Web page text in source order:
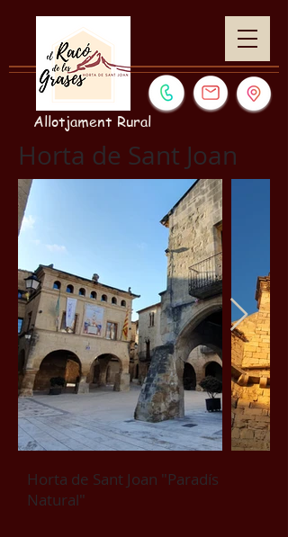
Allotjament Rural
Horta de Sant Joan
Horta de Sant Joan "Paradís
Natural"